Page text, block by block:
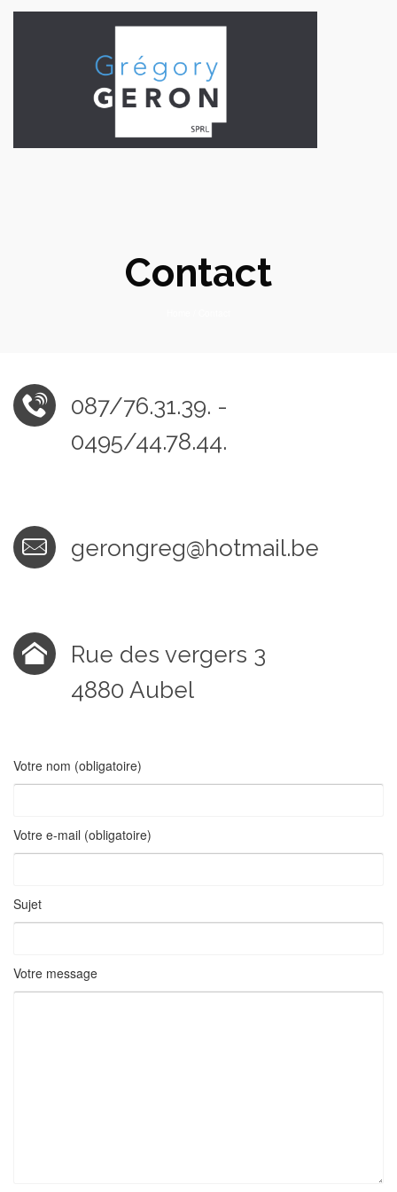
Contact
087/76.31.39. -
0495/44.78.44.
gerongreg@hotmail.be
Rue des vergers 3
4880 Aubel
Votre nom (obligatoire)
Votre e-mail (obligatoire)
Sujet
Votre message